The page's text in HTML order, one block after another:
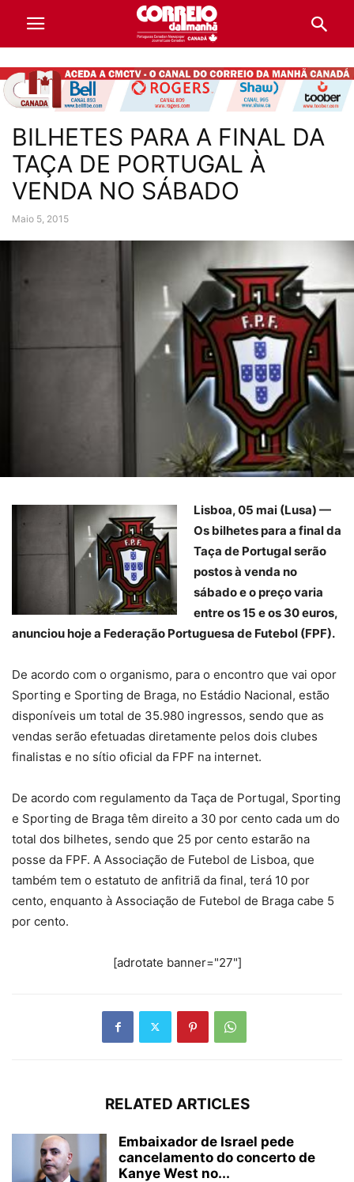
BILHETES PARA A FINAL DA
TAÇA DE PORTUGAL À
VENDA NO SÁBADO
Maio 5, 2015
Lisboa, 05 mai (Lusa) —
Os bilhetes para a final da
Taça de Portugal serão
postos à venda no
sábado e o preço varia
entre os 15 e os 30 euros,
anunciou hoje a Federação Portuguesa de Futebol (FPF).
De acordo com o organismo, para o encontro que vai opor
Sporting e Sporting de Braga, no Estádio Nacional, estão
disponíveis um total de 35.980 ingressos, sendo que as
vendas serão efetuadas diretamente pelos dois clubes
finalistas e no sítio oficial da FPF na internet.
De acordo com regulamento da Taça de Portugal, Sporting
e Sporting de Braga têm direito a 30 por cento cada um do
total dos bilhetes, sendo que 25 por cento estarão na
posse da FPF. A Associação de Futebol de Lisboa, que
também tem o estatuto de anfitriã da final, terá 10 por
cento, enquanto à Associação de Futebol de Braga cabe 5
por cento.
[adrotate banner="27"]
RELATED ARTICLES
Embaixador de Israel pede
cancelamento do concerto de
Kanye West no...